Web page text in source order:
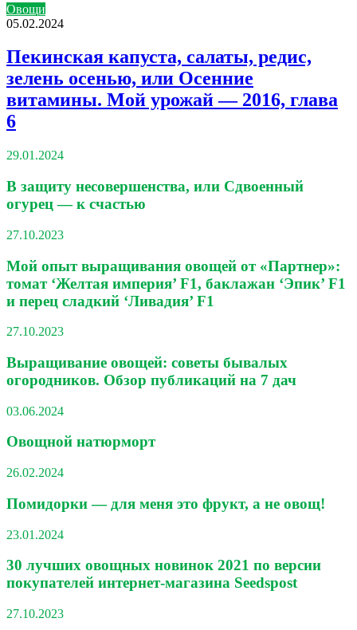
Овощи
05.02.2024
Пекинская капуста, салаты, редис,
зелень осенью, или Осенние
витамины. Мой урожай — 2016, глава
6
29.01.2024
В защиту несовершенства, или Сдвоенный
огурец — к счастью
27.10.2023
Мой опыт выращивания овощей от «Партнер»:
томат ‘Желтая империя’ F1, баклажан ‘Эпик’ F1
и перец сладкий ‘Ливадия’ F1
27.10.2023
Выращивание овощей: советы бывалых
огородников. Обзор публикаций на 7 дач
03.06.2024
Овощной натюрморт
26.02.2024
Помидорки — для меня это фрукт, а не овощ!
23.01.2024
30 лучших овощных новинок 2021 по версии
покупателей интернет-магазина Seedspost
27.10.2023